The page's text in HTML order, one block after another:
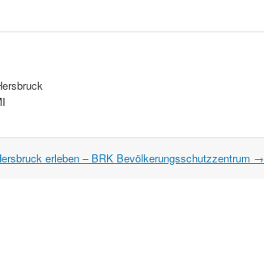
erleben – BRK Bevölkerungsschutzzentrum →